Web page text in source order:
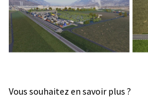
Vous souhaitez en savoir plus ?